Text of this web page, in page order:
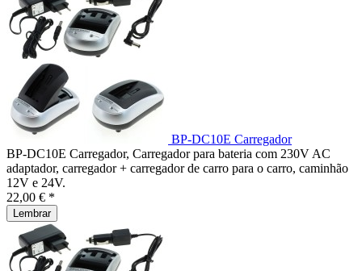
BP-DC10E Carregador
BP-DC10E Carregador, Carregador para bateria com 230V AC
adaptador, carregador + carregador de carro para o carro, caminhão
12V e 24V.
22,00 € *
Lembrar